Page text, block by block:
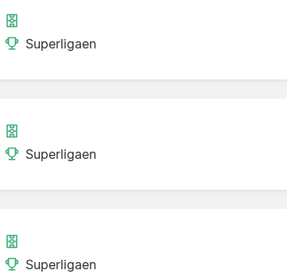
Superligaen
Superligaen
Superligaen